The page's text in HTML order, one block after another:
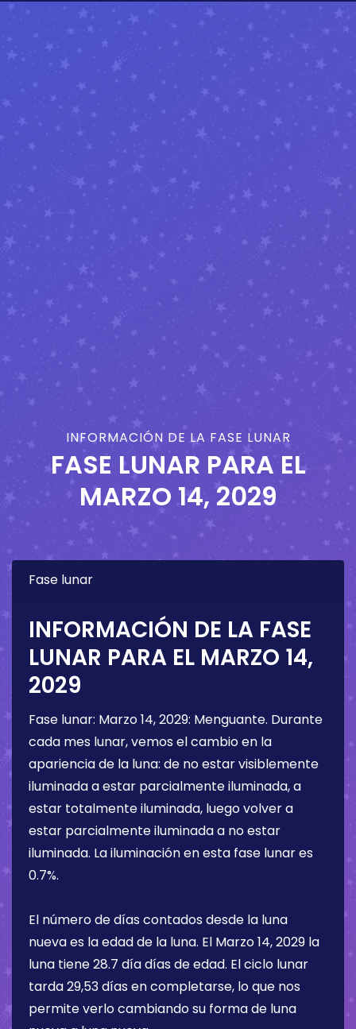
INFORMACIÓN DE LA FASE LUNAR
FASE LUNAR PARA EL
MARZO 14, 2029
Fase lunar
INFORMACIÓN DE LA FASE
LUNAR PARA EL MARZO 14,
2029
Fase lunar: Marzo 14, 2029: Menguante. Durante
cada mes lunar, vemos el cambio en la
apariencia de la luna: de no estar visiblemente
iluminada a estar parcialmente iluminada, a
estar totalmente iluminada, luego volver a
estar parcialmente iluminada a no estar
iluminada. La iluminación en esta fase lunar es
0.7%.
El número de días contados desde la luna
nueva es la edad de la luna. El Marzo 14, 2029 la
luna tiene28.7 díadías de edad. El ciclo lunar
tarda 29,53 días en completarse, lo que nos
permite verlo cambiando su forma de luna